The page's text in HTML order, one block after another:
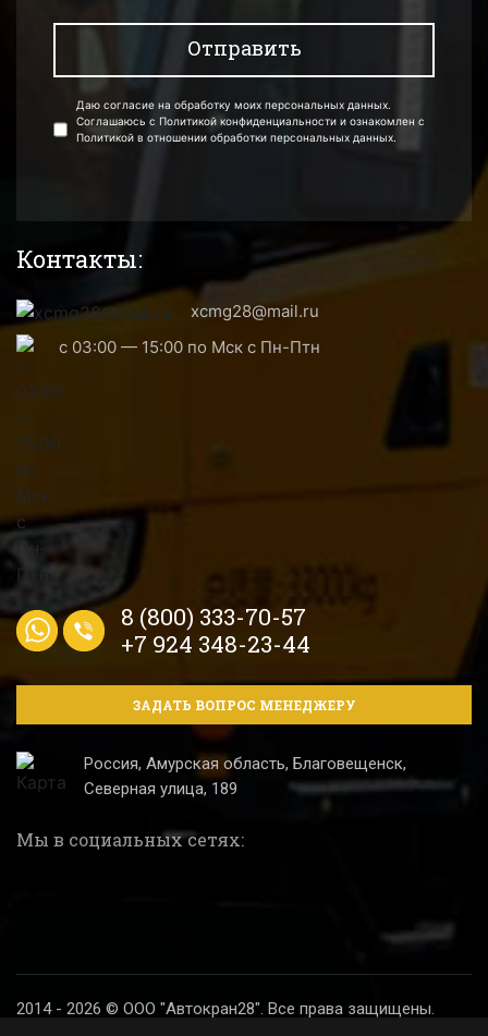
Даю согласие на обработку моих персональных данных.
Соглашаюсь с Политикой конфиденциальности и ознакомлен с
Политикой в отношении обработки персональных данных.
Контакты:
xcmg28@mail.ru
с 03:00 — 15:00 по Мск с Пн-Птн
8 (800) 333-70-57
+7 924 348-23-44
ЗАДАТЬ ВОПРОС МЕНЕДЖЕРУ
Россия, Амурская область, Благовещенск,
Северная улица, 189
Мы в социальных сетях:
2014 - 2026 © ООО "Автокран28". Все права защищены.